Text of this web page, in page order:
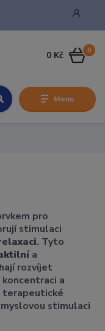
Menu
0
0 Kč
pro
stimulaci
. Tyto
a
rozvíjet
a
terapeutické
stimulaci